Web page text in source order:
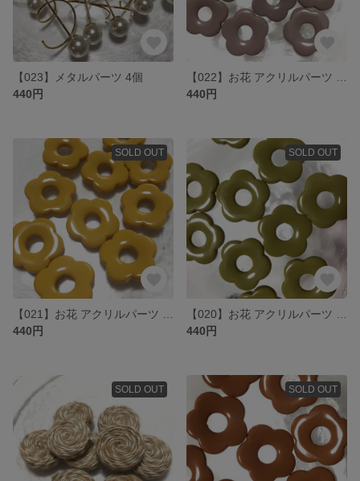
【023】メタルパーツ 4個
440円
440円
SOLD OUT
440円
SOLD OUT
440円
SOLD OUT SOLD OUT